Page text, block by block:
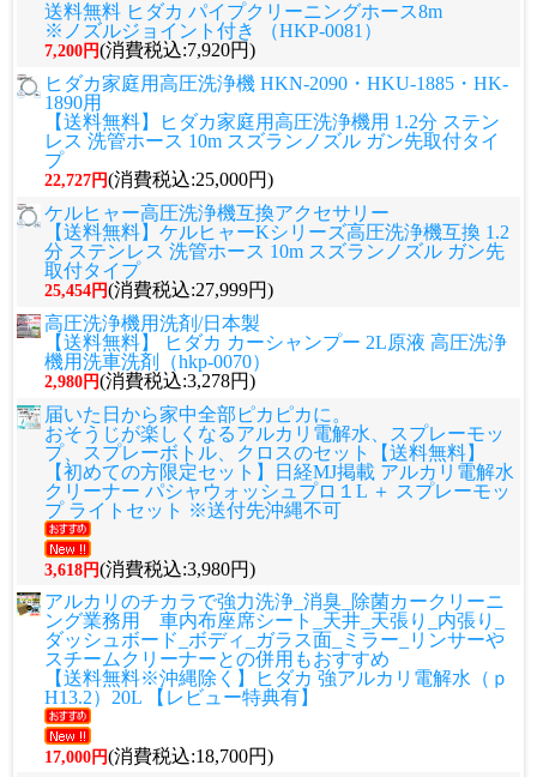
送料無料 ヒダカ パイプクリーニングホース8m
※ノズルジョイント付き （HKP-0081）
7,200円(消費税込:7,920円)
ヒダカ家庭用高圧洗浄機 HKN-2090・HKU-1885・HK-
1890用
【送料無料】ヒダカ家庭用高圧洗浄機用 1.2分 ステン
レス 洗管ホース 10m スズランノズル ガン先取付タイ
プ
22,727円(消費税込:25,000円)
ケルヒャー高圧洗浄機互換アクセサリー
【送料無料】ケルヒャーKシリーズ高圧洗浄機互換 1.2
分 ステンレス 洗管ホース 10m スズランノズル ガン先
取付タイプ
25,454円(消費税込:27,999円)
高圧洗浄機用洗剤/日本製
【送料無料】 ヒダカ カーシャンプー 2L原液 高圧洗浄
機用洗車洗剤（hkp-0070）
2,980円(消費税込:3,278円)
届いた日から家中全部ピカピカに。
おそうじが楽しくなるアルカリ電解水、スプレーモッ
プ、スプレーボトル、クロスのセット
【送料無料】
【初めての方限定セット】日経MJ掲載 アルカリ電解水
クリーナー パシャウォッシュプロ１L ＋ スプレーモッ
プ ライトセット ※送付先沖縄不可
3,618円(消費税込:3,980円)
アルカリのチカラで強力洗浄_消臭_除菌カークリーニ
ング業務用 車内布座席シート_天井_天張り_内張り_
ダッシュボード_ボディ_ガラス面_ミラー_リンサーや
スチームクリーナーとの併用もおすすめ
【送料無料※沖縄除く】ヒダカ 強アルカリ電解水（ｐ
H13.2）20L 【レビュー特典有】
17,000円(消費税込:18,700円)